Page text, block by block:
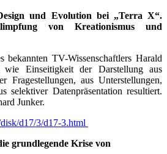
und Evolution bei „Terra X“.
von Kreationismus und
bekannten TV-Wissenschaftlers Harald
wie Einseitigkeit der Darstellung aus
Fragestellungen, aus Unterstellungen,
selektiver Datenpräsentation resultiert.
Junker.
d17/3/d17-3.html
grundlegende Krise von